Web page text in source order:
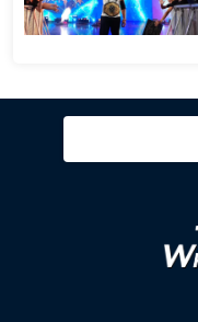
Ricerca